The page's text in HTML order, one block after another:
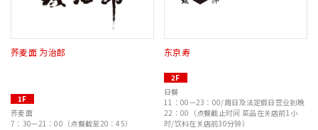
荞麦面 为治郎
1F
荞麦面
7：30—21：00（点餐截至20：45）
东京寿
2F
日餐
11：00—23：00/周日及法定假日营业到晚
22：00（点餐截止时间 菜品在关店前1小
时/饮料在关店前30分钟）